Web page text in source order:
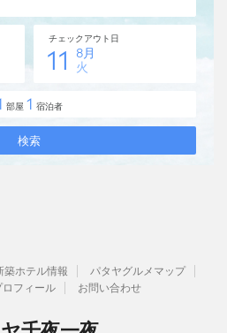
築ホテル情報
パタヤグルメマップ
ロフィール お問い合わせ